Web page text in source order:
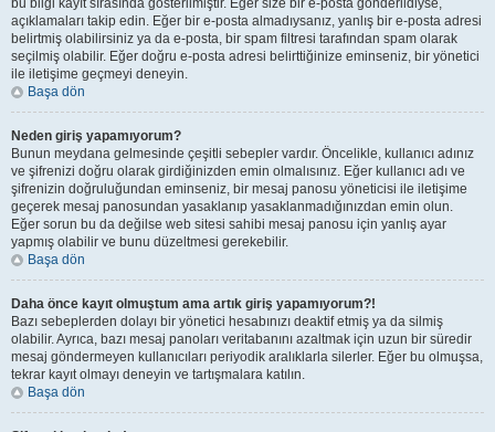
bu bilgi kayıt sırasında gösterilmiştir. Eğer size bir e-posta gönderildiyse,
açıklamaları takip edin. Eğer bir e-posta almadıysanız, yanlış bir e-posta adresi
belirtmiş olabilirsiniz ya da e-posta, bir spam filtresi tarafından spam olarak
seçilmiş olabilir. Eğer doğru e-posta adresi belirttiğinize eminseniz, bir yönetici
ile iletişime geçmeyi deneyin.
Başa dön
Neden giriş yapamıyorum?
Bunun meydana gelmesinde çeşitli sebepler vardır. Öncelikle, kullanıcı adınız
ve şifrenizi doğru olarak girdiğinizden emin olmalısınız. Eğer kullanıcı adı ve
şifrenizin doğruluğundan eminseniz, bir mesaj panosu yöneticisi ile iletişime
geçerek mesaj panosundan yasaklanıp yasaklanmadığınızdan emin olun.
Eğer sorun bu da değilse web sitesi sahibi mesaj panosu için yanlış ayar
yapmış olabilir ve bunu düzeltmesi gerekebilir.
Başa dön
Daha önce kayıt olmuştum ama artık giriş yapamıyorum?!
Bazı sebeplerden dolayı bir yönetici hesabınızı deaktif etmiş ya da silmiş
olabilir. Ayrıca, bazı mesaj panoları veritabanını azaltmak için uzun bir süredir
mesaj göndermeyen kullanıcıları periyodik aralıklarla silerler. Eğer bu olmuşsa,
tekrar kayıt olmayı deneyin ve tartışmalara katılın.
Başa dön